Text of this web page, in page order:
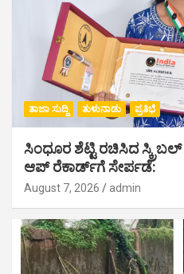
ತಾಜಾ ಸುದ್ದಿ ತುಳುನಾಡು ಪ್ರತಿಭೆ
ಸಿಂಧೂರ ಶೆಟ್ಟಿ ರಚಿಸಿದ
ಆಪ್ ರೆಕಾರ್ಡ್‌ಗೆ ಸೇರ್ಪಡೆ:
August 7, 2026 admin